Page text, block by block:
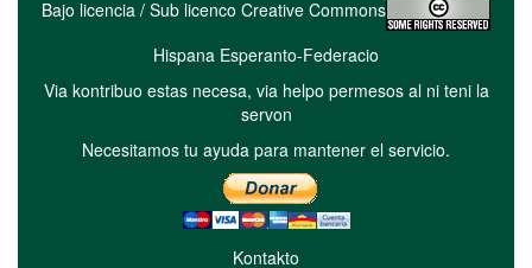
Bajo licencia / Sub licenco Creative Commons
Hispana Esperanto-Federacio
Via kontribuo estas necesa, via helpo permesos al ni teni la
servon
Necesitamos tu ayuda para mantener el servicio.
Kontakto